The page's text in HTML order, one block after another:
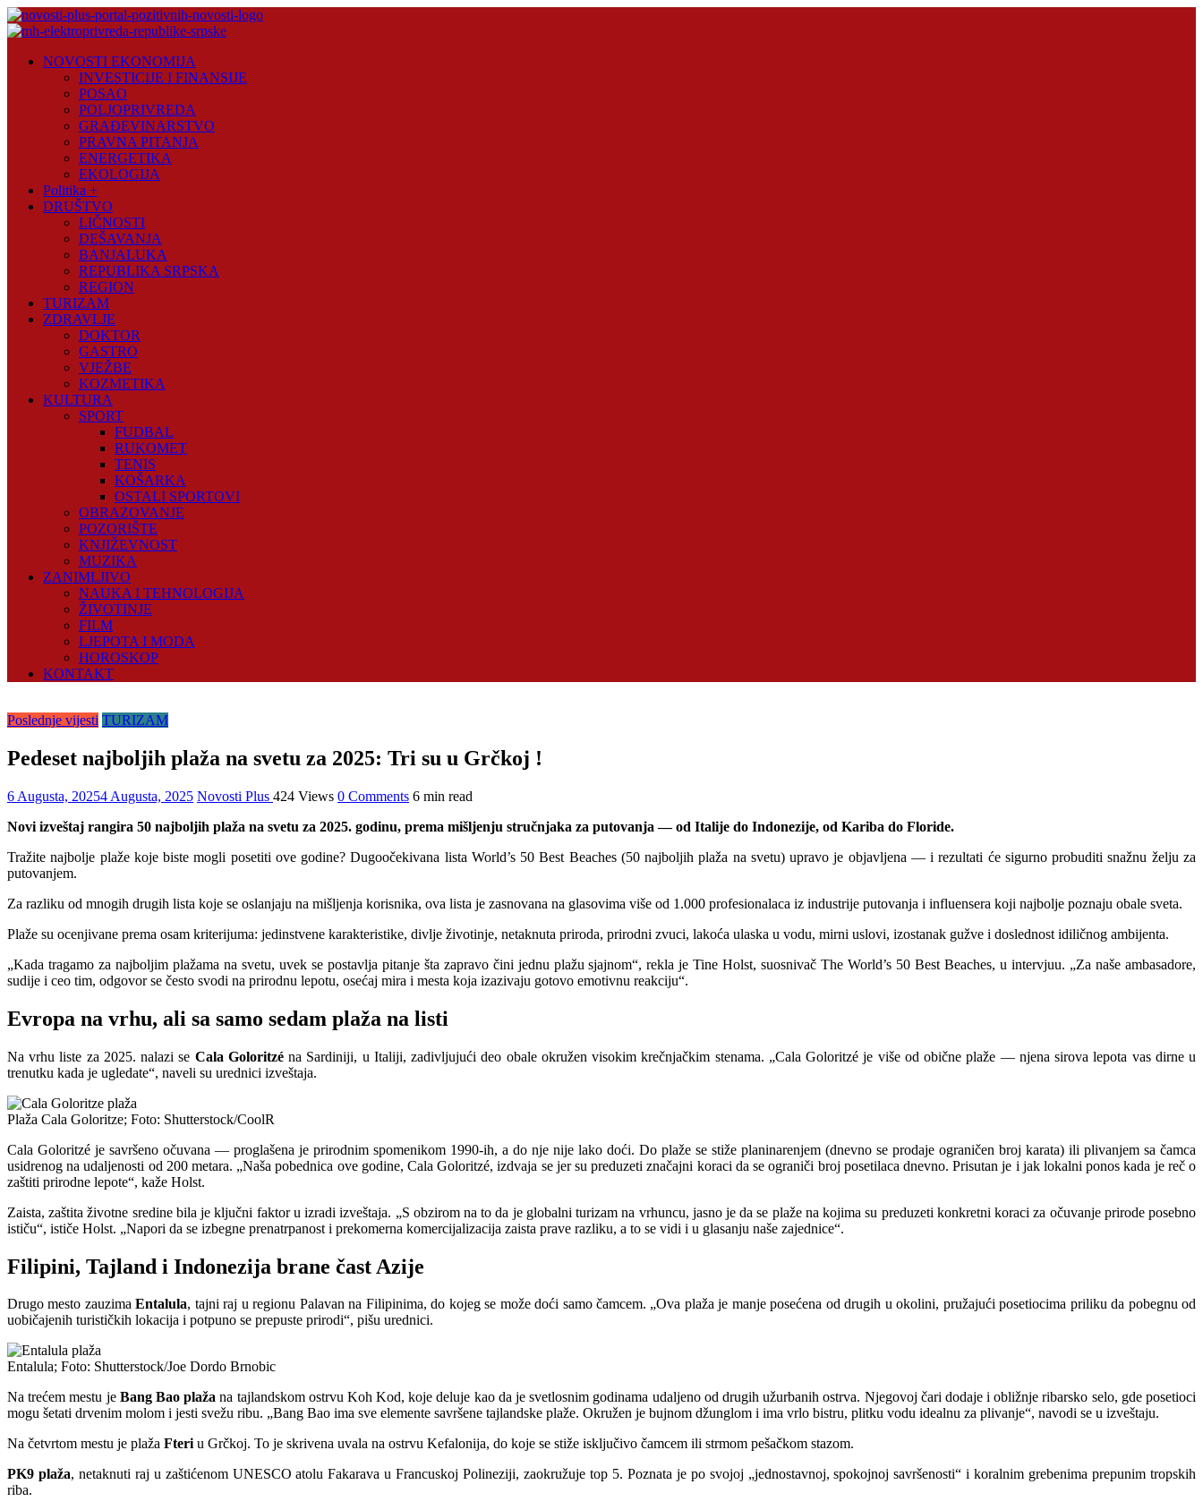
Skip
to
Plus
NOVOSTI EKONOMIJA
INVESTICIJE I FINANSIJE
POSAO
POLJOPRIVREDA
GRAĐEVINARSTVO
PRAVNA PITANJA
ENERGETIKA
EKOLOGIJA
Politika +
DRUŠTVO
LIČNOSTI
DEŠAVANJA
BANJALUKA
REPUBLIKA SRPSKA
REGION
TURIZAM
ZDRAVLJE
DOKTOR
GASTRO
VJEŽBE
KOZMETIKA
KULTURA
SPORT
FUDBAL
RUKOMET
TENIS
KOŠARKA
OSTALI SPORTOVI
OBRAZOVANJE
POZORIŠTE
KNJIŽEVNOST
MUZIKA
ZANIMLJIVO
NAUKA I TEHNOLOGIJA
ŽIVOTINJE
FILM
LJEPOTA I MODA
HOROSKOP
KONTAKT
Poslednje vijesti TURIZAM
Pedeset najboljih plaža na svetu za 2025: Tri su u Grčkoj !
6 Augusta, 20254 Augusta, 2025 Novosti Plus 424 Views 0 Comments 6 min read
Novi izveštaj rangira 50 najboljih plaža na svetu za 2025. godinu, prema mišljenju stručnjaka za putovanja — od Italije do Indonezije, od Kariba do Floride.
Tražite najbolje plaže koje biste mogli posetiti ove godine? Dugoočekivana lista World’s 50 Best Beaches (50 najboljih plaža na svetu) upravo je objavljena — i rezultati će sigurno probuditi snažnu želju za
putovanjem.
Za razliku od mnogih drugih lista koje se oslanjaju na mišljenja korisnika, ova lista je zasnovana na glasovima više od 1.000 profesionalaca iz industrije putovanja i influensera koji najbolje poznaju obale sveta.
Plaže su ocenjivane prema osam kriterijuma: jedinstvene karakteristike, divlje životinje, netaknuta priroda, prirodni zvuci, lakoća ulaska u vodu, mirni uslovi, izostanak gužve i doslednost idiličnog ambijenta.
„Kada tragamo za najboljim plažama na svetu, uvek se postavlja pitanje šta zapravo čini jednu plažu sjajnom“, rekla je Tine Holst, suosnivač The World’s 50 Best Beaches, u intervjuu. „Za naše ambasadore,
sudije i ceo tim, odgovor se često svodi na prirodnu lepotu, osećaj mira i mesta koja izazivaju gotovo emotivnu reakciju“.
Evropa na vrhu, ali sa samo sedam plaža na listi
Na vrhu liste za 2025. nalazi se Cala Goloritzéna Sardiniji, u Italiji, zadivljujući deo obale okružen visokim krečnjačkim stenama. „Cala Goloritzé je više od obične plaže — njena sirova lepota vas dirne u
trenutku kada je ugledate“, naveli su urednici izveštaja.
Plaža Cala Goloritze; Foto: Shutterstock/CoolR
Cala Goloritzé je savršeno očuvana — proglašena je prirodnim spomenikom 1990-ih, a do nje nije lako doći. Do plaže se stiže planinarenjem (dnevno se prodaje ograničen broj karata) ili plivanjem sa čamca
usidrenog na udaljenosti od 200 metara. „Naša pobednica ove godine, Cala Goloritzé, izdvaja se jer su preduzeti značajni koraci da se ograniči broj posetilaca dnevno. Prisutan je i jak lokalni ponos kada je reč o
zaštiti prirodne lepote“, kaže Holst.
Zaista, zaštita životne sredine bila je ključni faktor u izradi izveštaja. „S obzirom na to da je globalni turizam na vrhuncu, jasno je da se plaže na kojima su preduzeti konkretni koraci za očuvanje prirode posebno
ističu“, ističe Holst. „Napori da se izbegne prenatrpanost i prekomerna komercijalizacija zaista prave razliku, a to se vidi i u glasanju naše zajednice“.
Filipini, Tajland i Indonezija brane čast Azije
Drugo mesto zauzimaEntalula, tajni raj u regionu Palavan na Filipinima, do kojeg se može doći samo čamcem. „Ova plaža je manje posećena od drugih u okolini, pružajući posetiocima priliku da pobegnu od
uobičajenih turističkih lokacija i potpuno se prepuste prirodi“, pišu urednici.
Entalula; Foto: Shutterstock/Joe Dordo Brnobic
Na trećem mestu je Bang Baoplaža na tajlandskom ostrvu Koh Kod, koje deluje kao da je svetlosnim godinama udaljeno od drugih užurbanih ostrva. Njegovoj čari dodaje i obližnje ribarsko selo, gde posetioci
mogu šetati drvenim molom i jesti svežu ribu. „Bang Bao ima sve elemente savršene tajlandske plaže. Okružen je bujnom džunglom i ima vrlo bistru, plitku vodu idealnu za plivanje“, navodi se u izveštaju.
Na četvrtom mestu je plaža Fteriu Grčkoj. To je skrivena uvala na ostrvu Kefalonija, do koje se stiže isključivo čamcem ili strmom pešačkom stazom.
PK9 plaža, netaknuti raj u zaštićenom UNESCO atolu Fakarava u Francuskoj Polineziji, zaokružuje top 5. Poznata je po svojoj „jednostavnoj, spokojnoj savršenosti“ i koralnim grebenima prepunim tropskih
riba.